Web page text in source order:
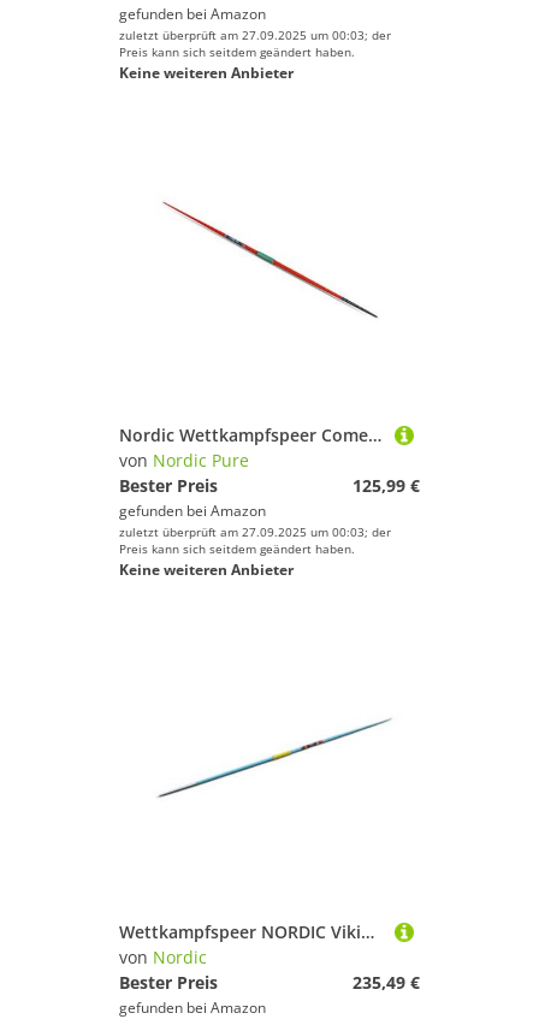
gefunden bei Amazon
zuletzt überprüft am 27.09.2025 um 00:03; der
Preis kann sich seitdem geändert haben.
Keine weiteren Anbieter
Nordic Wettkampfspeer Comet Alu 400 g Flex 12.9
von Nordic Pure
Bester Preis
125,99 €
gefunden bei Amazon
zuletzt überprüft am 27.09.2025 um 00:03; der
Preis kann sich seitdem geändert haben.
Keine weiteren Anbieter
Wettkampfspeer NORDIC Viking 500 Gramm - Flex 11.6
von Nordic
Bester Preis
235,49 €
gefunden bei Amazon